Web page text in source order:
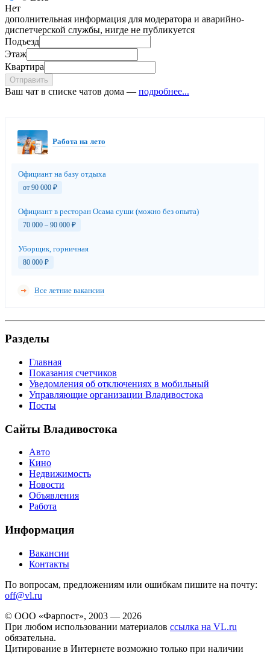
Нет
дополнительная информация для модератора и аварийно-
диспетчерской службы, нигде не публикуется
Подъезд
Этаж
Квартира
Отправить
Ваш чат в списке чатов дома — подробнее...
Работа на лето
Официант на базу отдыха
от 90 000 ₽
Официант в ресторан Осама суши (можно без опыта)
70 000 – 90 000 ₽
Уборщик, горничная
80 000 ₽
Все летние вакансии
Разделы
Главная
Показания счетчиков
Уведомления об отключениях в мобильный
Управляющие организации Владивостока
Посты
Сайты Владивостока
Авто
Кино
Недвижимость
Новости
Объявления
Работа
Информация
Вакансии
Контакты
По вопросам, предложениям или ошибкам пишите на почту:
off@vl.ru
© ООО «Фарпост», 2003 — 2026
При любом использовании материалов ссылка на VL.ru
обязательна.
Цитирование в Интернете возможно только при наличии